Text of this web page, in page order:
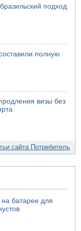
подход
полную
визы без
сайта Потребитель
батарее для